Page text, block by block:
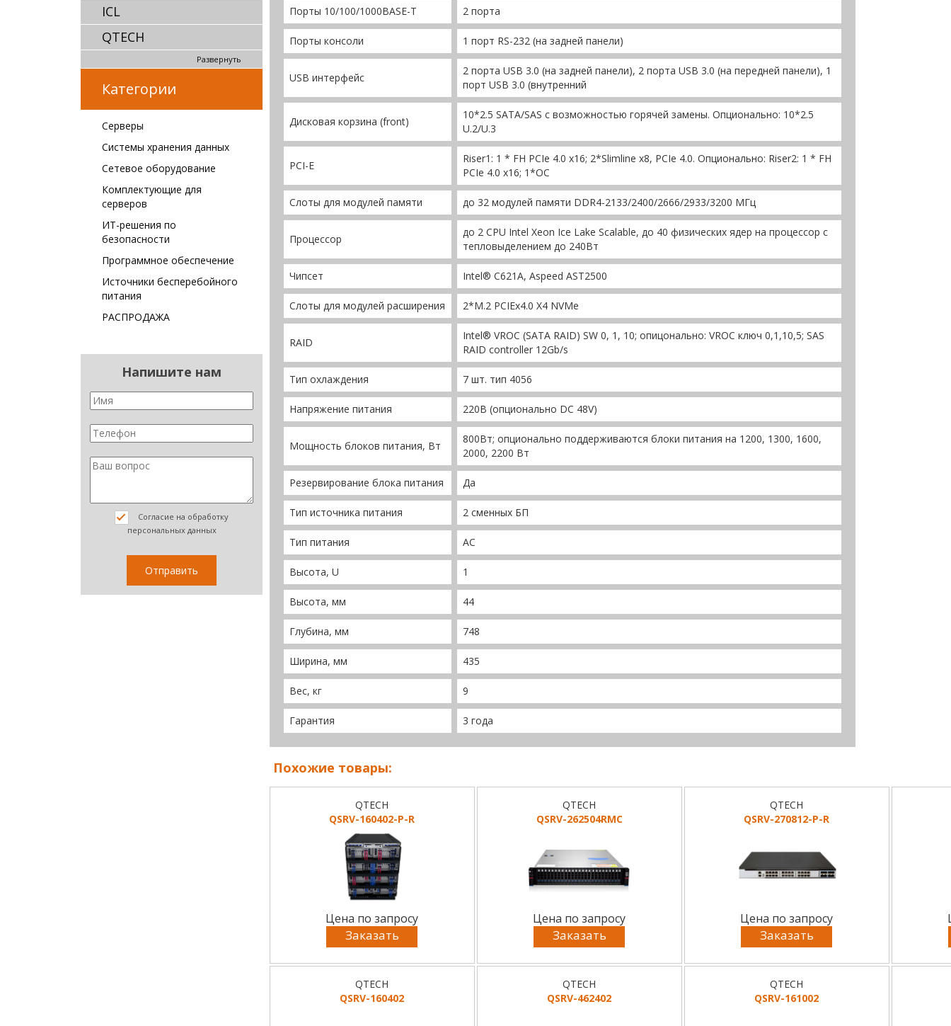
ICL
QTECH
Развернуть
Категории
Серверы
Системы хранения данных
Сетевое оборудование
Комплектующие для
серверов
ИТ-решения по
безопасности
Программное обеспечение
Источники бесперебойного
питания
РАСПРОДАЖА
Напишите нам
Согласие на обработку
персональных данных
Порты 10/100/1000BASE-T 2 порта
Порты консоли 1 порт RS-232 (на задней панели)
USB интерфейс
2 порта USB 3.0 (на задней панели), 2 порта USB 3.0 (на передней панели), 1
порт USB 3.0 (внутренний
Дисковая корзина (front)
10*2.5 SATA/SAS c возможностью горячей замены. Опционально: 10*2.5
U.2/U.3
PCI-E
Riser1: 1 * FH PCIe 4.0 x16; 2*Slimline x8, PCIe 4.0. Опционально: Riser2: 1 * FH
PCIe 4.0 x16; 1*OC
Слоты для модулей памяти до 32 модулей памяти DDR4-2133/2400/2666/2933/3200 МГц
Процессор
до 2 CPU Intel Xeon Ice Lake Scalable, до 40 физических ядер на процессор с
тепловыделением до 240Вт
Чипсет Intel® С621A, Aspeed AST2500
Слоты для модулей расширения 2*M.2 PCIEx4.0 X4 NVMe
RAID
Intel® VROC (SATA RAID) SW 0, 1, 10; опицонально: VROC ключ 0,1,10,5; SAS
RAID controller 12Gb/s
Тип охлаждения 7 шт. тип 4056
Напряжение питания 220В (опционально DC 48V)
Мощность блоков питания, Вт
800Вт; опционально поддерживаются блоки питания на 1200, 1300, 1600,
2000, 2200 Вт
Резервирование блока питания Да
Тип источника питания 2 сменных БП
Тип питания AC
Высота, U 1
Высота, мм 44
Глубина, мм 748
Ширина, мм 435
Вес, кг 9
Гарантия 3 года
Похожие товары:
QTECH
QSRV-160402-P-R
Цена по запросу
Заказать
QTECH
QSRV-262504RMC
Цена по запросу
Заказать
QTECH
QSRV-270812-P-R
Цена по запросу
Заказать
QTECH
QSRV-160402
QTECH
QSRV-462402
QTECH
QSRV-161002